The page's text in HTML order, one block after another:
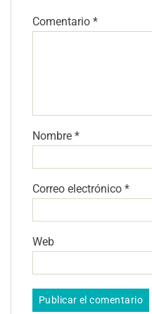
Comentario *
Nombre *
Correo electrónico *
Web